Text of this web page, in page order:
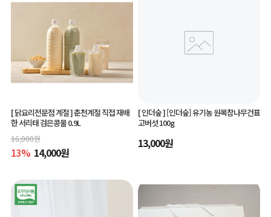
[ 닭요리전문점 계절 ]춘천계절 직접 재배
한 서리태 검은콩물 0.9L
16,000원
13% 14,000원
[ 인더숲 ][인더숲] 유기농 원목참나무건표
고버섯 100g
13,000원